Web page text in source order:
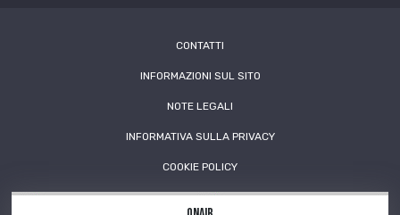
CONTATTI
INFORMAZIONI SUL SITO
NOTE LEGALI
INFORMATIVA SULLA PRIVACY
COOKIE POLICY